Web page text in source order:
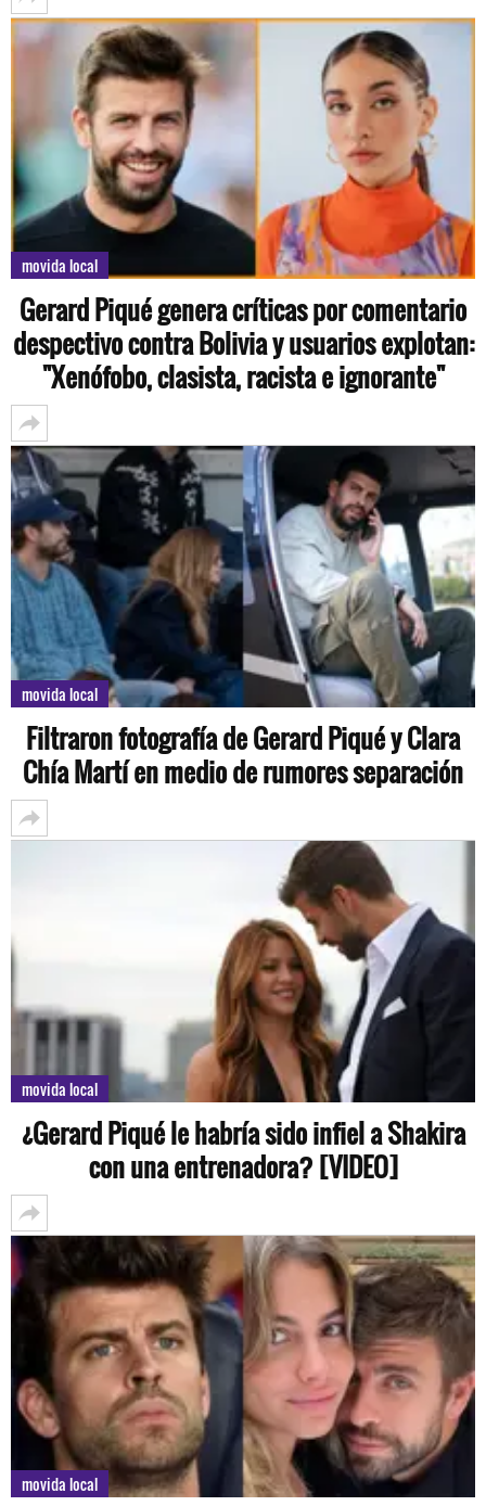
movida local
Gerard Piqué genera críticas por comentario
despectivo contra Bolivia y usuarios explotan:
"Xenófobo, clasista, racista e ignorante"
movida local
Filtraron fotografía de Gerard Piqué y Clara
Chía Martí en medio de rumores separación
movida local
¿Gerard Piqué le habría sido infiel a Shakira
con una entrenadora? [VIDEO]
movida local